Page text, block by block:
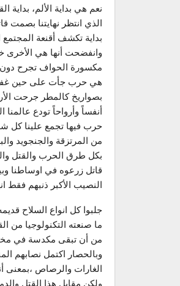
نعم هي بداية الألم، بداية
الذي انتظر نهايتنا بصمت
بداية تكشف أقنعة المجتمع
وانفضحت أنها هي الأخرى
مكسورة الحواف تجرح
هي حرب جأت على حين غفلة
بصواريخ كالمطر جرحت
أنفساً وأرواحاً تودع
حرب فيها تجمع علينا كل
من المرتزقة والجنجويد
بكل طرق الحرب والقتل
قاتل زرعوه في اوساطنا
النصيب الأكبر ذنبهم فقط
جلبوا كل انواع السلاح
ما صنعته التكنولوجيا من
من أن تبقى مكدسة في
وبالحصار اكتمل نصابهم
الغارات والرصاص
ولكن مقابل هذا القتل